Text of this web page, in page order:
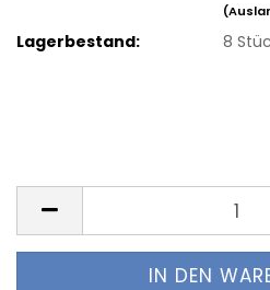
Lagerbestand: 8